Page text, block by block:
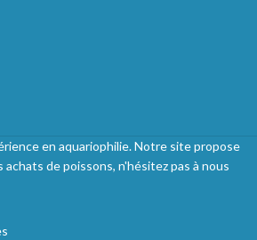
en aquariophilie. Notre site propose
de poissons, n'hésitez pas à nous